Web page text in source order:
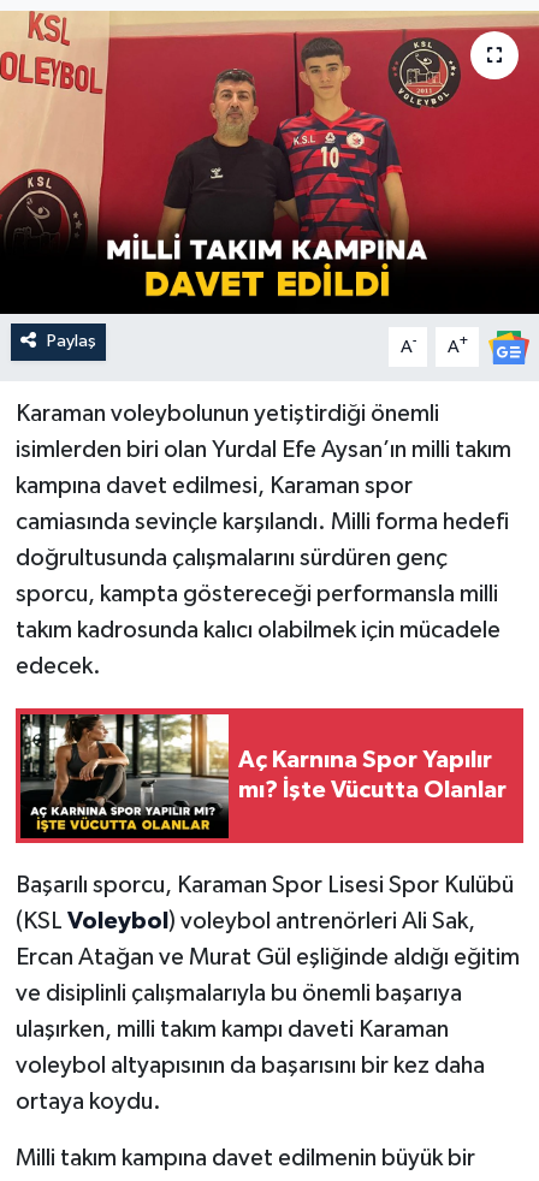
Paylaş A- A+
Karaman voleybolunun yetiştirdiği önemli
isimlerden biri olan Yurdal Efe Aysan’ın milli takım
kampına davet edilmesi, Karaman spor
camiasında sevinçle karşılandı. Milli forma hedefi
doğrultusunda çalışmalarını sürdüren genç
sporcu, kampta göstereceği performansla milli
takım kadrosunda kalıcı olabilmek için mücadele
edecek.
Aç Karnına Spor Yapılır
mı? İşte Vücutta Olanlar
Başarılı sporcu, Karaman Spor Lisesi Spor Kulübü
(KSL Voleybol ) voleybol antrenörleri Ali Sak,
Ercan Atağan ve Murat Gül eşliğinde aldığı eğitim
ve disiplinli çalışmalarıyla bu önemli başarıya
ulaşırken, milli takım kampı daveti Karaman
voleybol altyapısının da başarısını bir kez daha
ortaya koydu.
Milli takım kampına davet edilmenin büyük bir